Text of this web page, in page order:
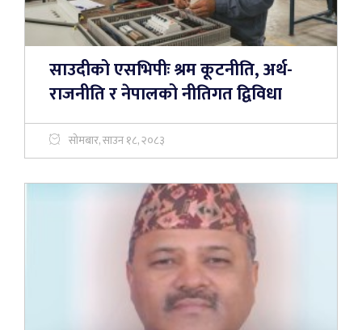
साउदीको एसभिपीः श्रम कूटनीति, अर्थ-
राजनीति र नेपालको नीतिगत द्विविधा
सोमबार, साउन १८, २०८३